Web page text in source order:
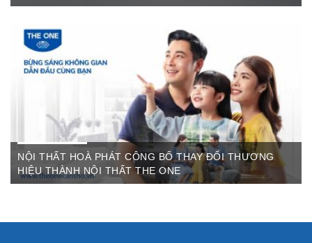
The One Cần Thơ Thông báo về việc thay đổi thương hiệu Nội
Thất Hòa Phát Ngày ...
NỘI THẤT HOÀ PHÁT CÔNG BỐ THAY ĐỔI THƯƠNG
HIỆU THÀNH NỘI THẤT THE ONE